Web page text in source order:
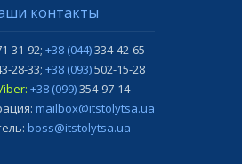
контакты
31-92; +38 (044)334-42-65
28-33; +38 (093)502-15-28
+38 (099)354-97-14
mailbox@itstolytsa.ua
boss@itstolytsa.ua